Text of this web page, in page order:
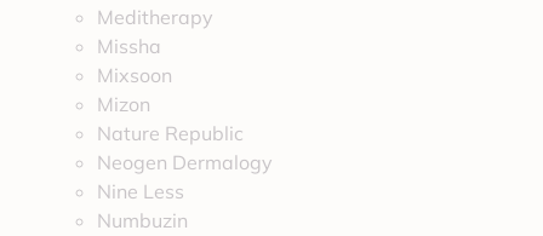
Meditherapy
Missha
Mixsoon
Mizon
Nature Republic
Neogen Dermalogy
Nine Less
Numbuzin